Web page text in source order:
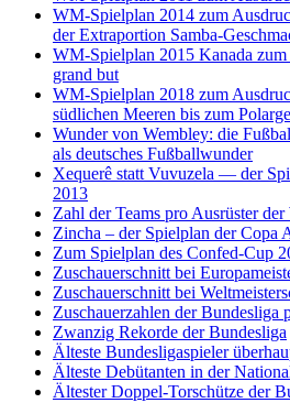
WM-Spielplan 2014 zum
der Extraportion Samba-
WM-Spielplan 2015 Kanada
grand but
WM-Spielplan 2018 zum
südlichen Meeren bis zum
Wunder von Wembley: die
als deutsches Fußballwunder
Xequerê statt Vuvuzela — der
2013
Zahl der Teams pro Ausrüster
Zincha – der Spielplan der Copa
Zum Spielplan des Confed-Cup
Zuschauerschnitt bei
Zuschauerschnitt bei
Zuschauerzahlen der Bundesliga
Zwanzig Rekorde der Bundesliga
Älteste Bundesligaspieler
Älteste Debütanten in der
Ältester Doppel-Torschütze der